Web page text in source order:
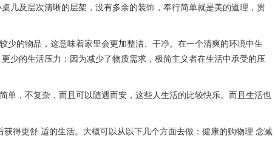
几及层次清晰的层架，没有多余的装饰，奉行简单就是美的道理，贯
少的物品，这意味着家里会更加整洁、干净。在一个清爽的环境中生
少的生活压力：因为减少了物质需求，极简主义者在生活中承受的压
单，不复杂，而且可以随遇而安，这些人生活的比较快乐。而且生活也
得更舒 适的生活。大概可以从以下几个方面去做：健康的购物理 念减